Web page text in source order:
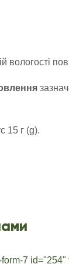
вологості
15 г (g).
form-7